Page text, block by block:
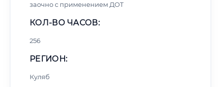
заочно с применением ДОТ
КОЛ-ВО ЧАСОВ:
256
РЕГИОН:
Куляб